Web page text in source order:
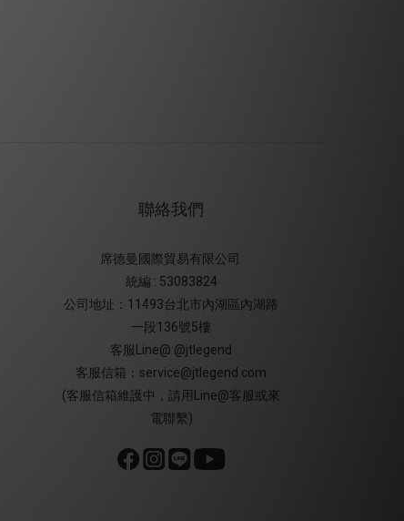
聯絡我們
席德曼國際貿易有限公司
統編 : 53083824
公司地址：11493台北市內湖區內湖路
一段136號5樓
客服Line@:@jtlegend
客服信箱：service@jtlegend.com
(客服信箱維護中，請用Line@客服或來
電聯繫)